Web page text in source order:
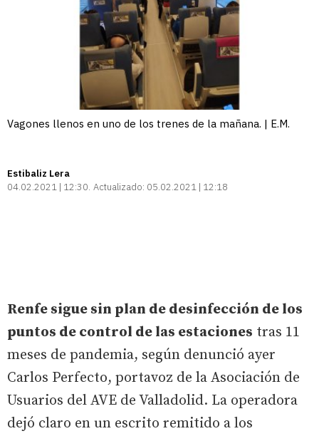
Vagones llenos en uno de los trenes de la mañana. | E.M.
Estibaliz Lera
04.02.2021 | 12:30 Actualizado: 05.02.2021 | 12:18
Renfe sigue sin plan de desinfección de los
puntos de control de las estaciones tras 11
meses de pandemia, según denunció ayer
Carlos Perfecto, portavoz de la Asociación de
Usuarios del AVE de Valladolid. La operadora
dejó claro en un escrito remitido a los